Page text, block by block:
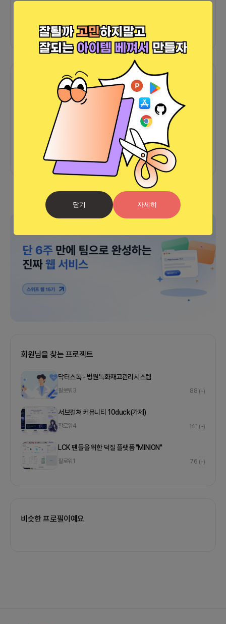
닫기 자세히
함께한 사람들이 남긴 말
0 프로젝트 프로챗 0
아직 후기가 도착하지 않았습니다
회원님을 찾는 프로젝트
닥터스톡 - 병원특화재고관리시스템
팔로워 3 88 (-)
서브컬쳐 커뮤니티 10duck(가제)
팔로워 4 141 (-)
LCK 팬들을 위한 덕질 플랫폼 "MINION"
팔로워 1 76 (-)
비슷한 프로필이예요